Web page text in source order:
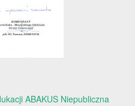
ABAKUS Niepubliczna